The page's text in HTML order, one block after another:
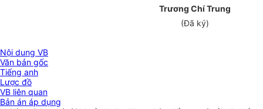
Trương Chí Trung
(Đã ký)
Nội dung VB
Văn bản gốc
Tiếng anh
Lược đồ
VB liên quan
Bản án áp dụng